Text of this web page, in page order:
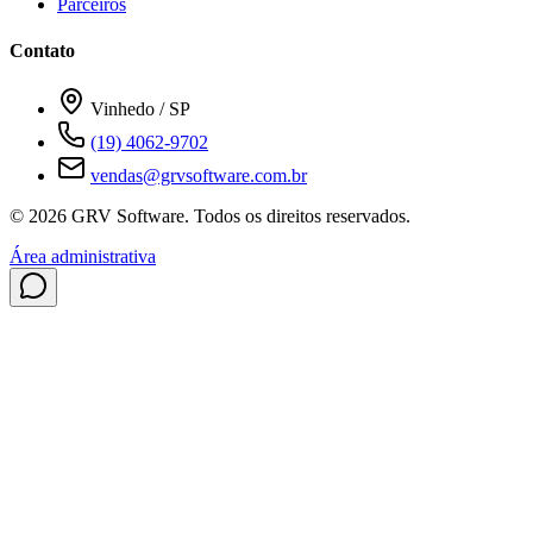
Contato
Vinhedo / SP
(19) 4062-9702
vendas@grvsoftware.com.br
© 2026 GRV Software. Todos os direitos reservados.
Área administrativa